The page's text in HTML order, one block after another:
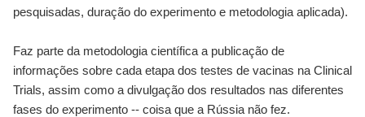
pesquisadas, duração do experimento e metodologia aplicada).
Faz parte da metodologia científica a publicação de
informações sobre cada etapa dos testes de vacinas na Clinical
Trials, assim como a divulgação dos resultados nas diferentes
fases do experimento -- coisa que a Rússia não fez.